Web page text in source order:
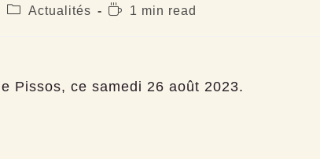
PostActualités
Temps1 min read
Pissos, ce samedi 26 août 2023.